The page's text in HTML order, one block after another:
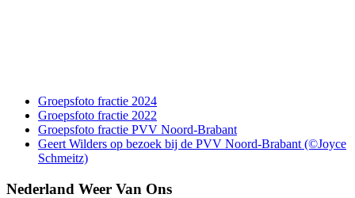
Groepsfoto fractie 2024
Groepsfoto fractie 2022
Groepsfoto fractie PVV Noord-Brabant
Geert Wilders op bezoek bij de PVV Noord-Brabant (©Joyce
Schmeitz)
Nederland Weer Van Ons